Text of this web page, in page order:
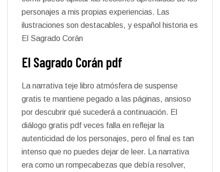
personajes a mis propias experiencias. Las
ilustraciones son destacables, y español historia es
El Sagrado Corán
El Sagrado Corán pdf
La narrativa teje libro atmósfera de suspense
gratis te mantiene pegado a las páginas, ansioso
por descubrir qué sucederá a continuación. El
diálogo gratis pdf veces falla en reflejar la
autenticidad de los personajes, pero el final es tan
intenso que no puedes dejar de leer. La narrativa
era como un rompecabezas que debía resolver,